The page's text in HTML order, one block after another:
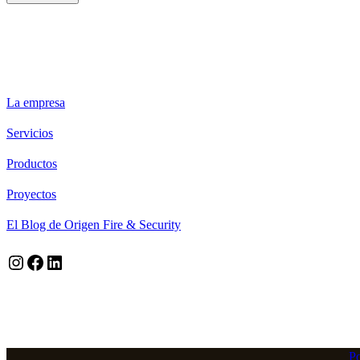
La empresa
Servicios
Productos
Proyectos
El Blog de Origen Fire & Security
Instagram
Facebook
LinkedIn